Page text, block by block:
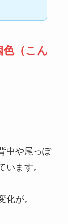
色（こん
中や尾っぽ
います。
化が。